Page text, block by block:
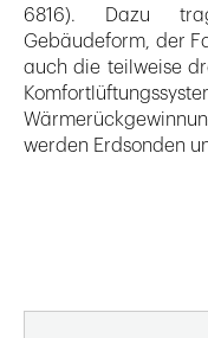
6816). Dazu
Gebäudeform, der
auch die teilweise
werden Erdsonden